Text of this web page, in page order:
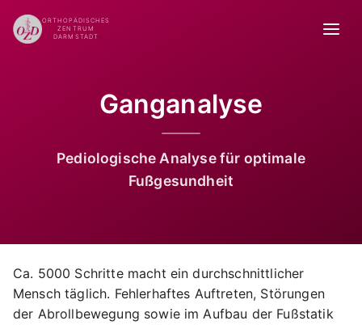
ORTHOPÄDISCHES
ZENTRUM
DARMSTADT
Ganganalyse
Pediologische Analyse für optimale
Fußgesundheit
Ca. 5000 Schritte macht ein durchschnittlicher
Mensch täglich. Fehlerhaftes Auftreten, Störungen
der Abrollbewegung sowie im Aufbau der Fußstatik